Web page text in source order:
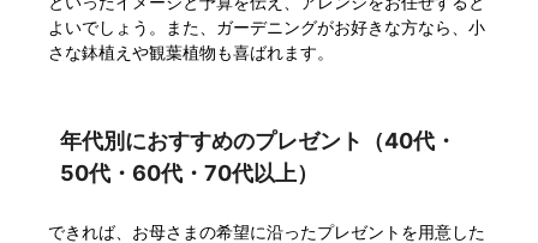
よいでしょう。また、ガーデニングがお好きな方なら、小
さな鉢植えや観葉植物も喜ばれます。
年代別におすすめのプレゼント（40代・
50代・60代・70代以上）
できれば、お母さまの希望に沿ったプレゼントを用意した